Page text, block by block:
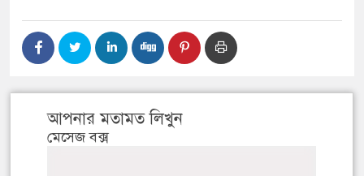
আপনার মতামত লিখুন
মেসেজ বক্স